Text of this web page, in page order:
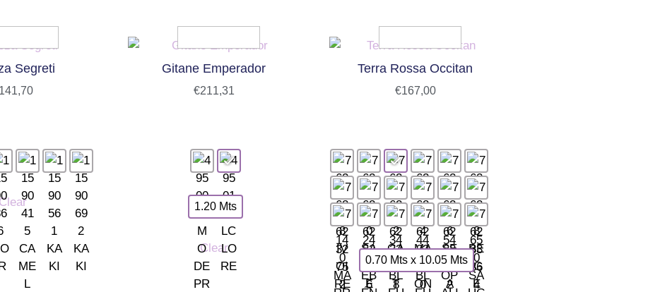
Segreti Gitane Emperador
€211,31
1.20 Mts
Clear
Terra Rossa Occitan
€167,00
0.70 Mts x 10.05 Mts